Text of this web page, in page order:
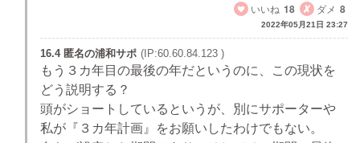
いいね 18 ダメ 8
2022年05月21日 23:27
16.4 匿名の浦和サポ (IP:60.60.84.123 )
もう３カ年目の最後の年だというのに、この現状を
どう説明する？
頭がショートしているというが、別にサポーターや
私が『３カ年計画』をお願いしたわけでもない。